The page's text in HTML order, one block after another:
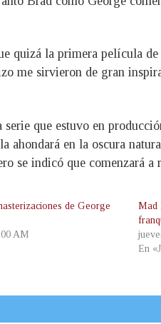
quizá la primera película
me sirvieron de gran
que estuvo en
en la oscura
se indicó que comenzará a
de George
AM
Mad
En